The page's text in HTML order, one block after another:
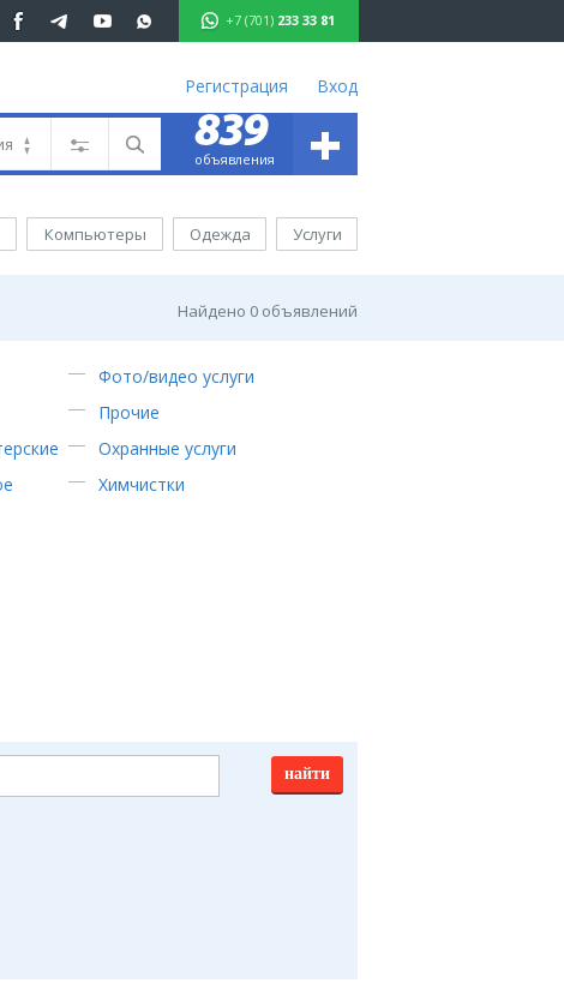
+7 (701) 233 33 81
701 233 33 81
службы
Регистрация Вход
839
объявления +
Компьютеры Одежда Услуги
Найдено 0 объявлений
Фото/видео услуги
Прочие
Охранные услуги
Химчистки